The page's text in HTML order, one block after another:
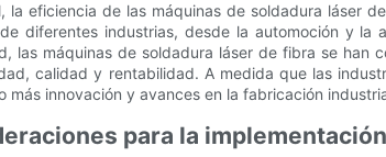
la eficiencia de las máquinas de soldadura láser
diferentes industrias, desde la automoción y
las máquinas de soldadura láser de fibra se han
calidad y rentabilidad. A medida que las
más innovación y avances en la fabricación
para la